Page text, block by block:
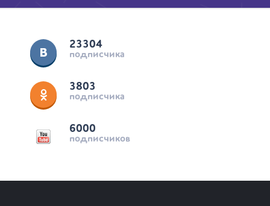
23304
подписчика
3803
подписчика
6000
подписчиков